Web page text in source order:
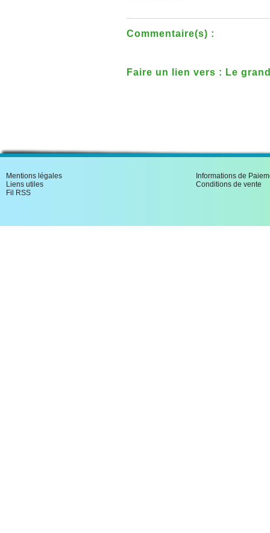
Commentaire(s) :
Faire un lien vers : Le
Mentions légales
Liens utiles
Fil RSS
Informations de
Conditions de vente